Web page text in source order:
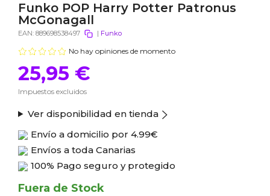
Funko POP Harry Potter Patronus
McGonagall
EAN: 889698538497 | Funko
No hay opiniones de momento
25,95 €
Impuestos excluidos
Ver disponibilidad en tienda
Envío a domicilio por 4.99€
Envíos a toda Canarias
100% Pago seguro y protegido
Fuera de Stock